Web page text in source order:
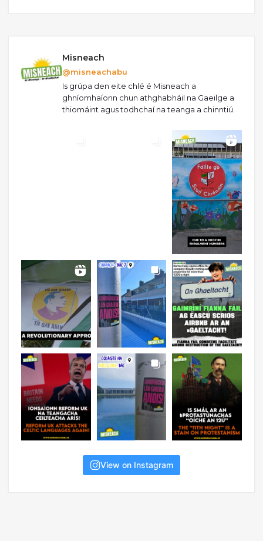
Misneach
@misneachabu
Is grúpa den eite chlé é Misneach a
ghníomhaíonn chun athghabháil na Gaeilge a
thiomáint agus todhchaí na teanga a chinntiú.
View on Instagram